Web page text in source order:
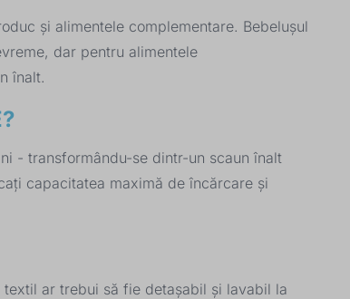
și alimentele complementare. Bebelușul
dar pentru alimentele
înalt.
- transformându-se dintr-un scaun înalt
capacitatea maximă de încărcare și
ar trebui să fie detașabil și lavabil la